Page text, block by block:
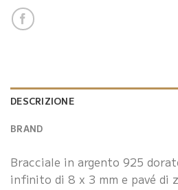
DESCRIZIONE
BRAND
Bracciale in argento 925
infinito di 8 x 3 mm e pavé di